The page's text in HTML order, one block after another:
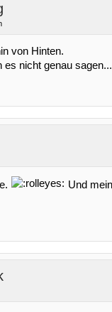
von Hinten.
es nicht genau sagen...
Und